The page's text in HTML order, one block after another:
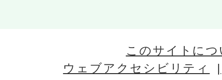
このサイトに
ウェブアクセシビリティ